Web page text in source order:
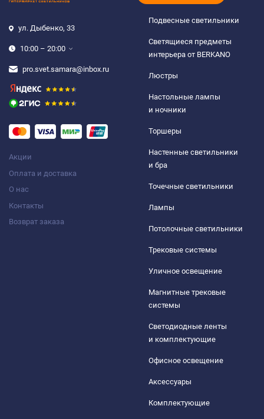
ул. Дыбенко, 33
10:00 – 20:00
pro.svet.samara@inbox.ru
Акции
Оплата и доставка
О нас
Контакты
Возврат заказа
Подвесные светильники
Светящиеся предметы
интерьера от BERKANO
Люстры
Настольные лампы
и ночники
Торшеры
Настенные светильники
и бра
Точечные светильники
Лампы
Потолочные светильники
Трековые системы
Уличное освещение
Магнитные трековые
системы
Светодиодные ленты
и комплектующие
Офисное освещение
Аксессуары
Комплектующие